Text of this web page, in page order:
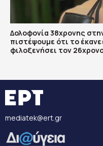
Δολοφονία 38χρονης
πιστέψουμε ότι το
φιλοξενήσει τον
mediatek@ert.gr